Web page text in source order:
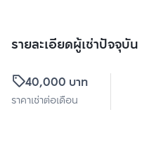
รายละเอียดผู้เช่าปัจจุบัน
40,000 บาท
ราคาเช่าต่อเดือน